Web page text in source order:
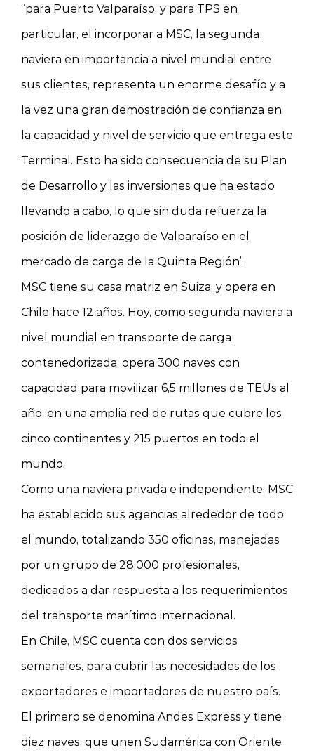
“para Puerto Valparaíso, y para TPS en
particular, el incorporar a MSC, la segunda
naviera en importancia a nivel mundial entre
sus clientes, representa un enorme desafío y a
la vez una gran demostración de confianza en
la capacidad y nivel de servicio que entrega este
Terminal. Esto ha sido consecuencia de su Plan
de Desarrollo y las inversiones que ha estado
llevando a cabo, lo que sin duda refuerza la
posición de liderazgo de Valparaíso en el
mercado de carga de la Quinta Región”.
MSC tiene su casa matriz en Suiza, y opera en
Chile hace 12 años. Hoy, como segunda naviera a
nivel mundial en transporte de carga
contenedorizada, opera 300 naves con
capacidad para movilizar 6,5 millones de TEUs al
año, en una amplia red de rutas que cubre los
cinco continentes y 215 puertos en todo el
mundo.
Como una naviera privada e independiente, MSC
ha establecido sus agencias alrededor de todo
el mundo, totalizando 350 oficinas, manejadas
por un grupo de 28.000 profesionales,
dedicados a dar respuesta a los requerimientos
del transporte marítimo internacional.
En Chile, MSC cuenta con dos servicios
semanales, para cubrir las necesidades de los
exportadores e importadores de nuestro país.
El primero se denomina Andes Express y tiene
diez naves, que unen Sudamérica con Oriente